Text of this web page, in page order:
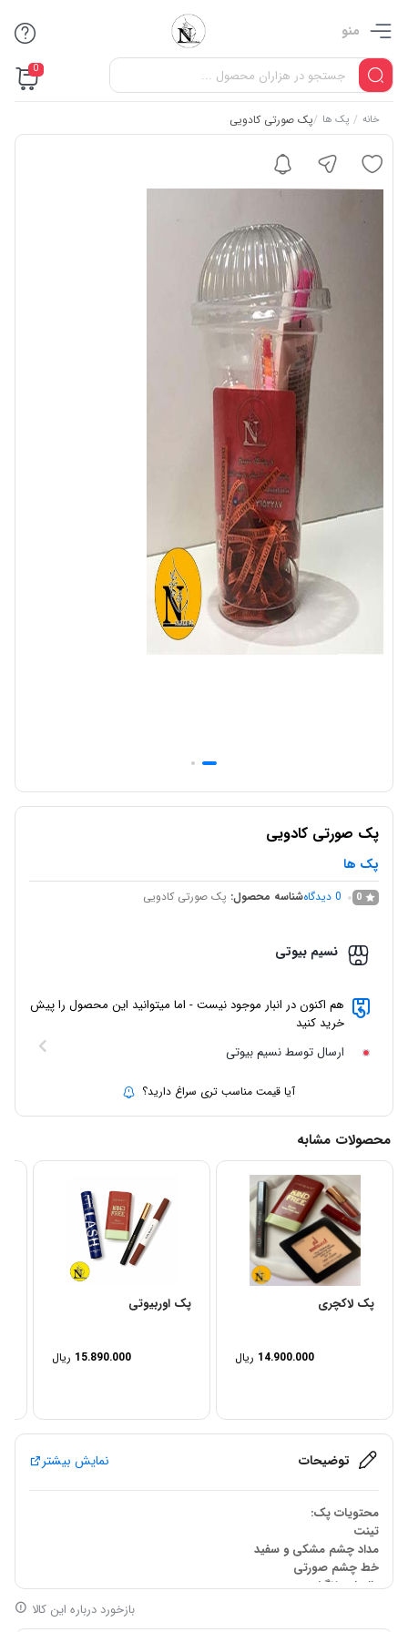
منو
0
خانه / پک ها /پک صورتی کادویی
پک صورتی کادویی
پک ها
0
0 دیدگاهشناسه محصول: پک صورتی کادویی
نسیم بیوتی
هم اکنون در انبار موجود نیست - اما میتوانید این محصول را پیش
خرید کنید
ارسال توسط نسیم بیوتی
آیا قیمت مناسب تری سراغ دارید؟
محصولات مشابه
پک لاکچری
14.900.000 ریال
پک اوربیوتی
15.890.000 ریال
توضیحات نمایش بیشتر
محتویات پک:
تینت
مداد چشم مشکی و سفید
خط چشم صورتی
بالم لب انگشتی
بازخورد درباره این کالا